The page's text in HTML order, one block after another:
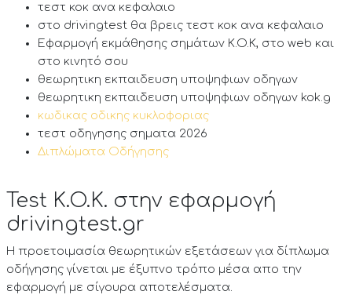
τεστ κοκ ανα κεφαλαιο
στο drivingtest θα βρεις τεστ κοκ ανα κεφαλαιο
Εφαρμογή εκμάθησης σημάτων K.O.K, στο web και
στο κινητό σου
θεωρητικη εκπαιδευση υποψηφιων οδηγων
θεωρητικη εκπαιδευση υποψηφιων οδηγων kok.g
κωδικας οδικης κυκλοφοριας
τεστ οδηγησης σηματα 2026
Διπλώματα Οδήγησης
Test K.O.K. στην εφαρμογή
drivingtest.gr
Η προετοιμασία θεωρητικών εξετάσεων για δίπλωμα
οδήγησης γίνεται με έξυπνο τρόπο μέσα απο την
εφαρμογή με σίγουρα αποτελέσματα.